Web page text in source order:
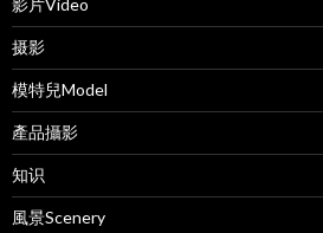
影片Video
摄影
模特兒Model
產品攝影
知识
風景Scenery